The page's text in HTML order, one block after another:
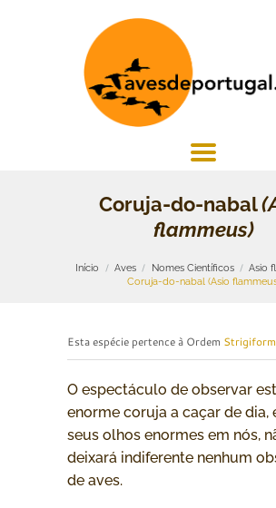
Coruja-do-nabal
flammeus)
Início Aves Nomes Científicos
Asio
Coruja-do-nabal (Asio
Esta espécie pertence à Ordem
O espectáculo de observar
enorme coruja a caçar de dia,
seus olhos enormes em nós,
deixará indiferente nenhum
de aves.